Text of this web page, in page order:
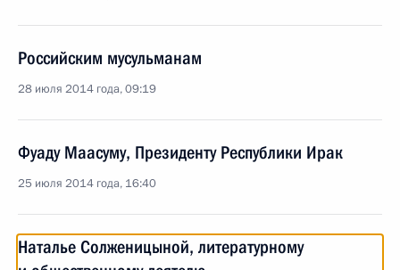
Российским мусульманам
28 июля 2014 года, 09:19
Фуаду Маасуму, Президенту Республики Ирак
25 июля 2014 года, 16:40
Наталье Солженицыной, литературному